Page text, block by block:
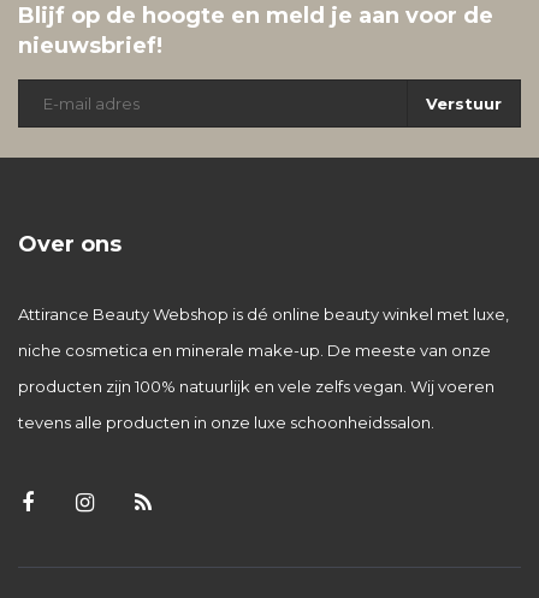
Blijf op de hoogte en meld je aan voor de
nieuwsbrief!
Verstuur
Over ons
Attirance Beauty Webshop is dé online beauty winkel met luxe,
niche cosmetica en minerale make-up. De meeste van onze
producten zijn 100% natuurlijk en vele zelfs vegan. Wij voeren
tevens alle producten in onze luxe schoonheidssalon.